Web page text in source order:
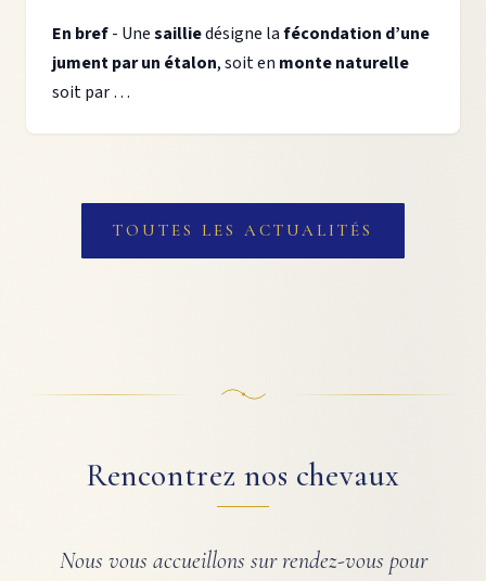
En bref- Unesailliedésigne lafécondation d’une
jument par un étalon, soit en monte naturelle
soit par …
TOUTES LES ACTUALITÉS
Rencontrez nos chevaux
Nous vous accueillons sur rendez-vous pour